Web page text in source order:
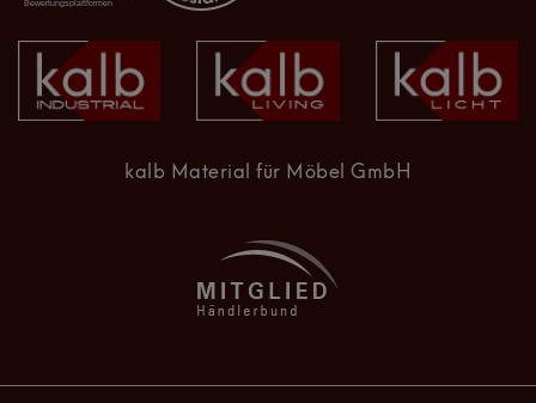
kalb Material für Möbel GmbH